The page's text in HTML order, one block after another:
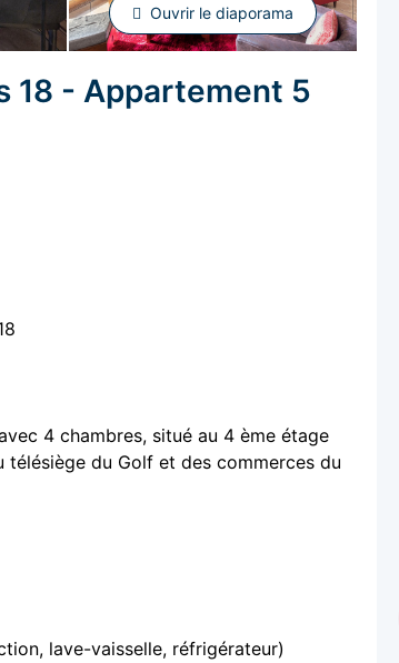
Ouvrir le diaporama
18 - Appartement 5
4 chambres, situé au 4 ème étage
télésiège du Golf et des commerces du
lave-vaisselle, réfrigérateur)